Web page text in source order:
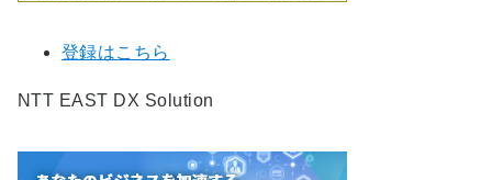
登録はこちら
NTT EAST DX Solution